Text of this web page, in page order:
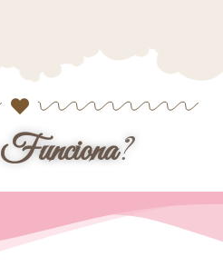
Funciona?